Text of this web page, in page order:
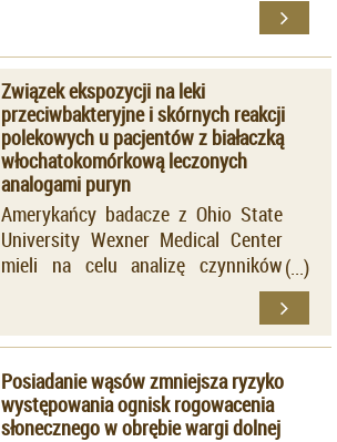
których wykonano zabieg usunięcia
nowotworu metodą mikrochirurgii
Mohsa (Mohs micrographic surgery
- MMS) w latach 2004-2017
Związek ekspozycji na leki
przeciwbakteryjne i skórnych reakcji
polekowych u pacjentów z białaczką
włochatokomórkową leczonych
analogami puryn
Amerykańcy badacze z Ohio State
University Wexner Medical Center
mieli na celu analizę czynników
sprzyjających rozwojowi reakcji
skórnych u chorych z HCL,
stosujących chemioterapię w
postaci analogów purynowych.
Posiadanie wąsów zmniejsza ryzyko
występowania ognisk rogowacenia
słonecznego w obrębie wargi dolnej